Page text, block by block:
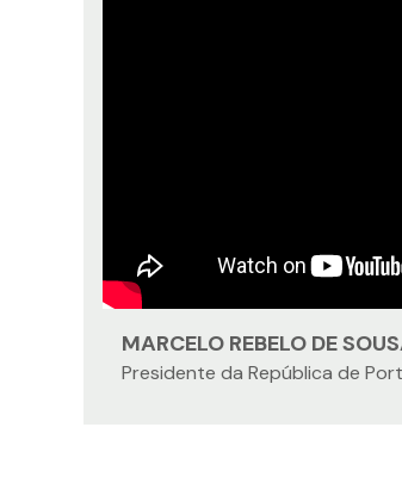
MARCELO REBELO DE
Presidente da República de